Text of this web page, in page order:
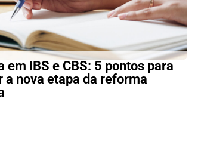
em IBS e CBS: 5 pontos para
a nova etapa da reforma